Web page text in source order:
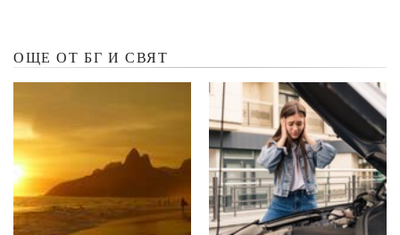
ОЩЕ ОТ БГ И СВЯТ